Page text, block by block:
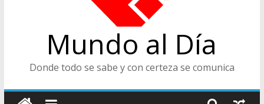
Mundo al Día
Donde todo se sabe y con certeza se comunica